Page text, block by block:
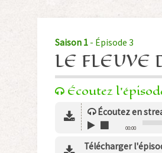
Saison 1 - Épisode 3
LE FLEUVE
Écoutez
Écoutezen
00:00
Télécharger